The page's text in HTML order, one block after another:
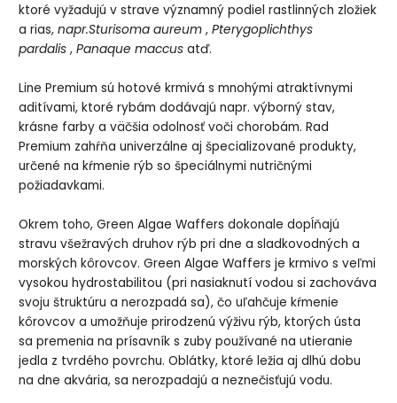
ktoré vyžadujú v strave významný podiel rastlinných zložiek
a rias,napr.Sturisoma aureum ,Pterygoplichthys
pardalis ,Panaque maccus atď.
Line Premium sú hotové krmivá s mnohými atraktívnymi
aditívami, ktoré rybám dodávajú napr. výborný stav,
krásne farby a väčšia odolnosť voči chorobám. Rad
Premium zahŕňa univerzálne aj špecializované produkty,
určené na kŕmenie rýb so špeciálnymi nutričnými
požiadavkami.
Okrem toho, Green Algae Waffers dokonale dopĺňajú
stravu všežravých druhov rýb pri dne a sladkovodných a
morských kôrovcov. Green Algae Waffers je krmivo s veľmi
vysokou hydrostabilitou (pri nasiaknutí vodou si zachováva
svoju štruktúru a nerozpadá sa), čo uľahčuje kŕmenie
kôrovcov a umožňuje prirodzenú výživu rýb, ktorých ústa
sa premenia na prísavník s zuby používané na utieranie
jedla z tvrdého povrchu. Oblátky, ktoré ležia aj dlhú dobu
na dne akvária, sa nerozpadajú a neznečisťujú vodu.